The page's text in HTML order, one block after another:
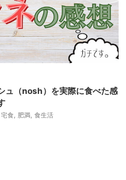
ュ（nosh）を実際に食べた感
宅食, 肥満, 食生活